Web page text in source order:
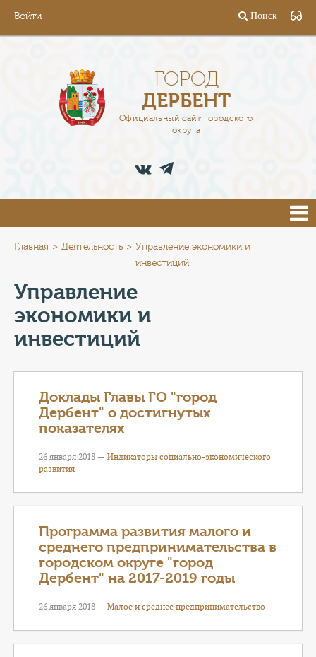
Войти Поиск
ГОРОД
ДЕРБЕНТ
Официальный сайт городского
округа
АДМИНИСТРАЦИЯ
ПРЕСС-ЦЕНТР
ТУРИСТАМ
КОНТАКТЫ
ГЕРОИ Z
КАТАЛОГ УСЛУГ
СЛУЖБА ПО КОНТРАКТУ
Главная Деятельность
Управление экономики и
инвестиций
Управление
экономики и
инвестиций
Доклады Главы ГО "город
Дербент" о достигнутых
показателях
26 января 2018 — Индикаторы социально-экономического
развития
Программа развития малого и
среднего предпринимательства в
городском округе "город
Дербент" на 2017-2019 годы
26 января 2018 — Малое и среднее предпринимательство